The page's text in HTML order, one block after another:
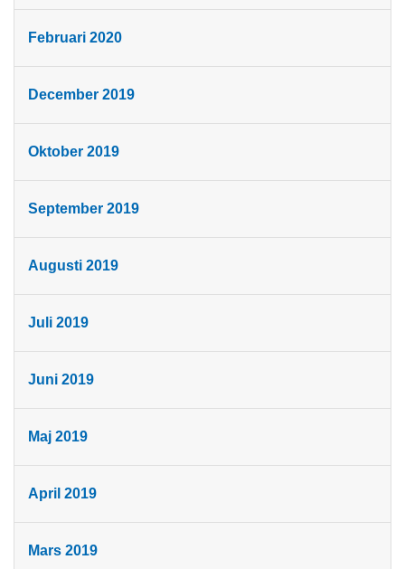
Februari 2020
December 2019
Oktober 2019
September 2019
Augusti 2019
Juli 2019
Juni 2019
Maj 2019
April 2019
Mars 2019